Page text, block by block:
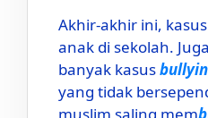
Akhir-akhir ini, kasus
anak di sekolah.
banyak kasus
yang tidak